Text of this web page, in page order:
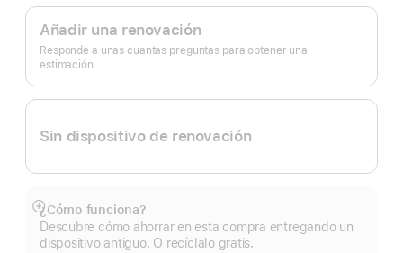
a
página
Apple
Trade In.
Añadir una renovación
Responde a unas cuantas preguntas para obtener una
estimación.
Sin dispositivo de renovación
¿Cómo funciona?
Descubre cómo ahorrar en esta compra entregando un
dispositivo antiguo. O recíclalo gratis.
Mostrar
más